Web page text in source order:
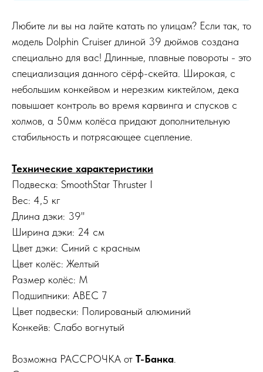
Любите ли вы на лайте катать по улицам? Если так, то
модель Dolphin Cruiser длиной 39 дюймов создана
специально для вас! Длинные, плавные повороты - это
специализация данного сёрф-скейта. Широкая, с
небольшим конкейвом и нерезким киктейлом, дека
повышает контроль во время карвинга и спусков с
холмов, а 50мм колёса придают дополнительную
стабильность и потрясающее сцепление.
Технические характеристики
Подвеска: SmoothStar Thruster I
Вес: 4,5 кг
Длина дэки: 39"
Ширина дэки: 24 см
Цвет дэки: Синий с красным
Цвет колёс: Желтый
Размер колёс: М
Подшипники: ABEC 7
Цвет подвески: Полированый алюминий
Конкейв: Слабо вогнутый
Возможна РАССРОЧКА от Т-Банка.